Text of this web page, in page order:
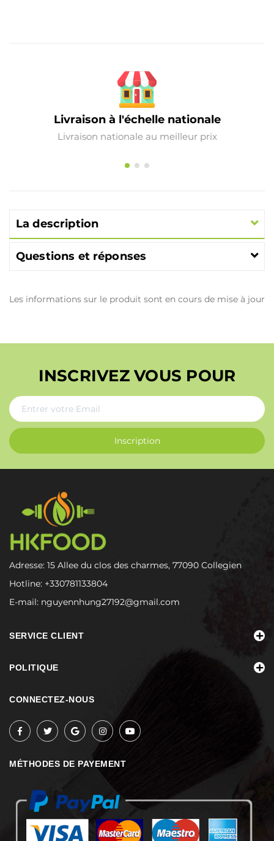
Livraison à l'échelle nationale
Livraison nationale au meilleur prix
La description
Questions et réponses
Les informations sur le produit sont en cours de mise à jour
INSCRIVEZ VOUS POUR
Inscription
Adresse: 15 Allee du clos des charmes, 77090 Collegien
Hotline: +330781133804
E-mail: nguyennhung27192@gmail.com
SERVICE CLIENT
POLITIQUE
CONNECTEZ-NOUS
MÉTHODES DE PAYEMENT